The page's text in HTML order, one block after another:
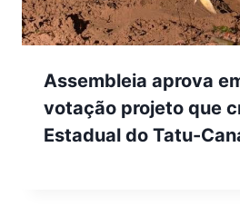
Assembleia aprova
votação projeto que
Estadual do Tatu-